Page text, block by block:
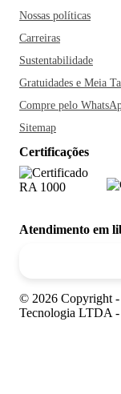
Nossas políticas
Carreiras
Sustentabilidade
Gratuidades e Meia
Compre pelo
Sitemap
Certificações
Atendimento em
© 2026 Copyright -
Tecnologia LTDA -